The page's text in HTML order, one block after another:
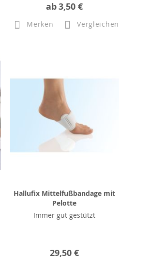
ab3,50 €
Merken Vergleichen
Hallufix Mittelfußbandage mit
Pelotte
Immer gut gestützt
29,50 €